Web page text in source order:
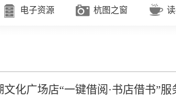
电子资源 杭图之窗
化广场店“一键借阅·书店借书”服